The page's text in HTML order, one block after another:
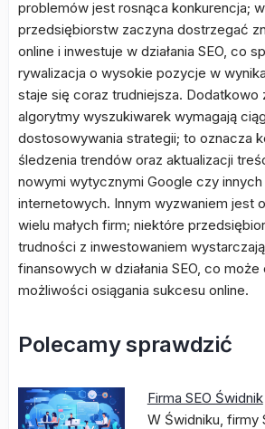
problemów jest rosnąca konkurencja;
przedsiębiorstw zaczyna dostrzegać
online i inwestuje w działania SEO, co
rywalizacja o wysokie pozycje w
staje się coraz trudniejsza. Dodatkowo
algorytmy wyszukiwarek wymagają
dostosowywania strategii; to oznacza
śledzenia trendów oraz aktualizacji
nowymi wytycznymi Google czy
internetowych. Innym wyzwaniem jest
wielu małych firm; niektóre
trudności z inwestowaniem
finansowych w działania SEO, co
możliwości osiągania sukcesu online.
Polecamy sprawdzić
Firma SEO Świdnik
W Świdniku, firmy